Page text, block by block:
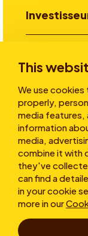
This
We use
properly,
media features,
information
media,
combine it with
they've
can find a
in your cookie
more in our
Aller plus
A propos